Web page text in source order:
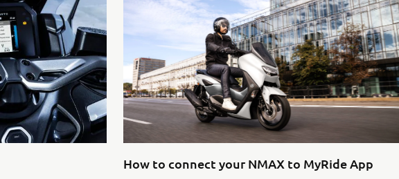
How to connect your NMAX to MyRide App